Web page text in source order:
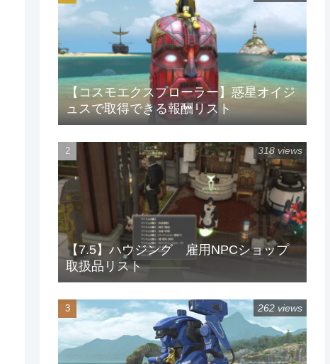
【コスモエクスプローラー】惑星オイジ
ュスで取得できる報酬リスト
【7.5】ハウジング 雇用NPCショップ
取扱品リスト
318 views
262 views